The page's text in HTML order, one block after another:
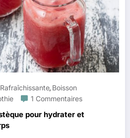
, Boisson
1 Commentaires
pour hydrater et